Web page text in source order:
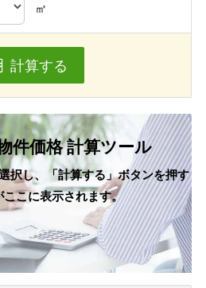
㎡
計算する
件価格 計算ツール
択し、「計算する」ボタンを押す
ここに表示されます。